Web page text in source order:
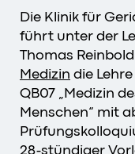
Die Klinik für
führt unter der
Thomas
Medizin die
QB07 „Medizin
Menschen“ mit
28-stündiger